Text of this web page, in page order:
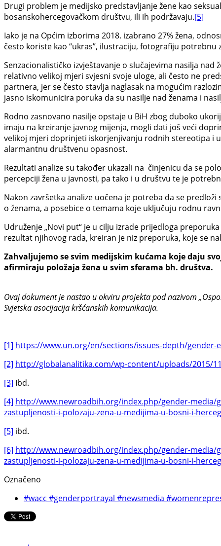
Drugi problem je medijsko predstavljanje žene kao
bosanskohercegovačkom društvu, ili ih podržavaju.[5]
Iako je na Općim izborima 2018. izabrano 27% žena,
često koriste kao “ukras”, ilustraciju, fotografiju
Senzacionalističko izvještavanje o slučajevima nasilja
relativno velikoj mjeri svjesni svoje uloge, ali često ne
partnera, jer se često stavlja naglasak na mogućim
jasno iskomunicira poruka da su nasilje nad ženama i
Rodno zasnovano nasilje opstaje u BiH zbog duboko
imaju na kreiranje javnog mijenja, mogli dati još veći
velikoj mjeri doprinjeti iskorjenjivanju rodnih stereotipa i
alarmantnu društvenu opasnost.
Rezultati analize su također ukazali na činjenicu da se
percepciji žena u javnosti, pa tako i u društvu te je
Nakon završetka analize uočena je potreba da se
o ženama, a posebice o temama koje uključuju rodnu
Udruženje „Novi put“ je u cilju izrade prijedloga
rezultat njihovog rada, kreiran je niz preporuka, koje se
Zahvaljujemo se svim medijskim kućama koje daju
afirmiraju položaja žena u svim sferama bh. društva.
Ovaj dokument je nastao u okviru projekta pod nazivom
Svjetska asocijacija kršćanskih komunikacija.
[1] https://www.un.org/en/sections/issues-depth/gender-
[2] http://globalanalitika.com/wp-content/uploads/2015/
[3] Ibd.
[4] http://www.newroadbih.org/index.php/gender-
zastupljenosti-i-polozaju-zena-u-medijima-u-bosni-i-
[5] ibd.
[6] http://www.newroadbih.org/index.php/gender-
zastupljenosti-i-polozaju-zena-u-medijima-u-bosni-i-
Označeno
#wacc #genderportrayal #newsmedia